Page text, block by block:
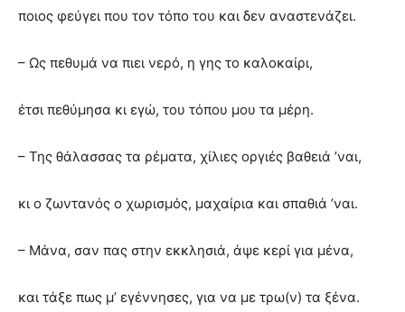
ποιος φεύγει που τον τόπο του και δεν αναστενάζει.
– Ως πεθυμά να πιει νερό, η γης το καλοκαίρι,
έτσι πεθύμησα κι εγώ, του τόπου μου τα μέρη.
– Της θάλασσας τα ρέματα, χίλιες οργιές βαθειά ’ναι,
κι ο ζωντανός ο χωρισμός, μαχαίρια και σπαθιά ’ναι.
– Μάνα, σαν πας στην εκκλησιά, άψε κερί για μένα,
και τάξε πως μ’ εγέννησες, για να με τρω(ν) τα ξένα.